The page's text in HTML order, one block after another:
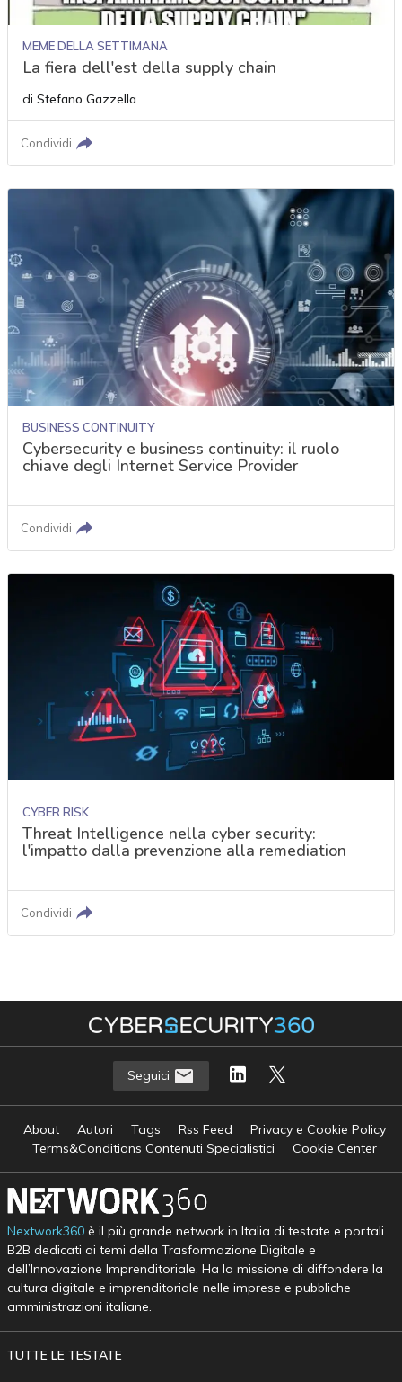
MEME DELLA SETTIMANA
La fiera dell'est della supply chain
di Stefano Gazzella
Condividi
BUSINESS CONTINUITY
Cybersecurity e business continuity: il ruolo
chiave degli Internet Service Provider
Condividi
CYBER RISK
Threat Intelligence nella cyber security:
l'impatto dalla prevenzione alla remediation
Condividi
Seguici
About Autori Tags Rss Feed
Privacy e Cookie Policy
Terms&Conditions Contenuti Specialistici
Cookie Center
Nextwork360è il più grande network in Italia di testate e portali
B2B dedicati ai temi della Trasformazione Digitale e
dell’Innovazione Imprenditoriale. Ha la missione di diffondere la
cultura digitale e imprenditoriale nelle imprese e pubbliche
amministrazioni italiane.
TUTTE LE TESTATE